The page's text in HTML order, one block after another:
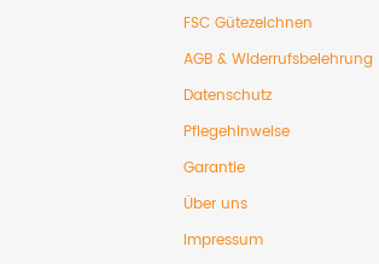
FSC Gütezeichnen
AGB & Widerrufsbelehrung
Datenschutz
Pflegehinweise
Garantie
Über uns
Impressum